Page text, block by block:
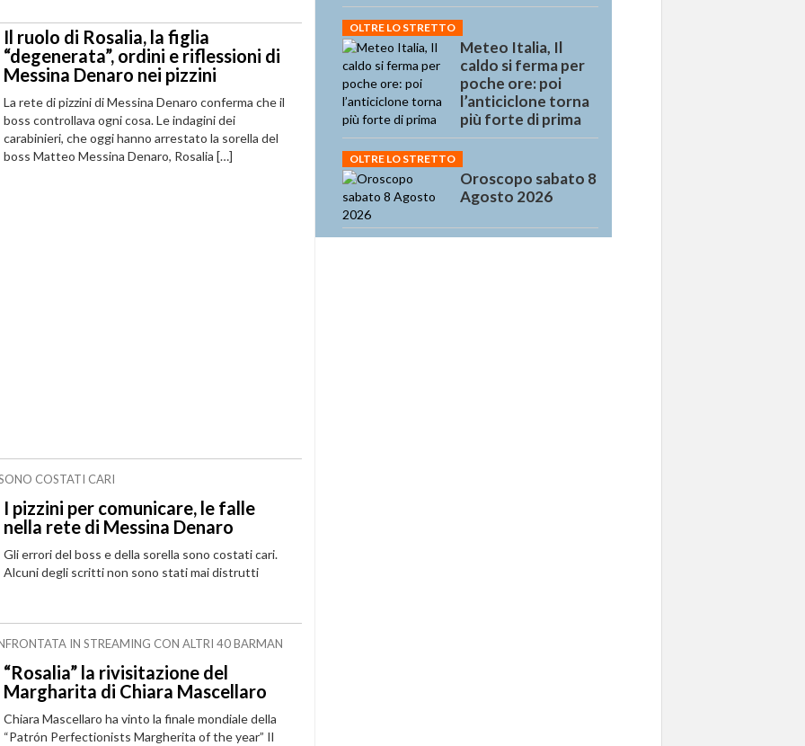
Il ruolo di Rosalia, la figlia
“degenerata”, ordini e riflessioni di
Messina Denaro nei pizzini
La rete di pizzini di Messina Denaro conferma che il
boss controllava ogni cosa. Le indagini dei
carabinieri, che oggi hanno arrestato la sorella del
boss Matteo Messina Denaro, Rosalia […]
COSTATI CARI
I pizzini per comunicare, le falle
nella rete di Messina Denaro
Gli errori del boss e della sorella sono costati cari.
Alcuni degli scritti non sono stati mai distrutti
IN STREAMING CON ALTRI 40 BARMAN
“Rosalia” la rivisitazione del
Margharita di Chiara Mascellaro
Chiara Mascellaro ha vinto la finale mondiale della
“Patrón Perfectionists Margherita of the year” Il
OLTRE LO STRETTO
Meteo Italia, Il
caldo si ferma per
poche ore: poi
l’anticiclone torna
più forte di prima
OLTRE LO STRETTO
Oroscopo sabato 8
Agosto 2026